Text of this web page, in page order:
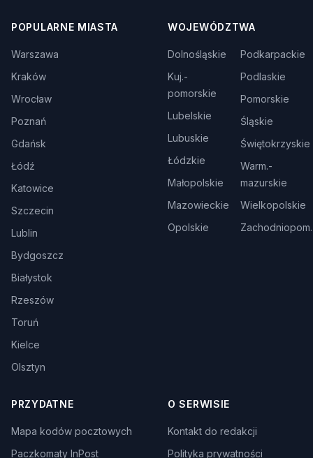
POPULARNE MIASTA
Warszawa
Kraków
Wrocław
Poznań
Gdańsk
Łódź
Katowice
Szczecin
Lublin
Bydgoszcz
Białystok
Rzeszów
Toruń
Kielce
Olsztyn
WOJEWÓDZTWA
Dolnośląskie
Kuj.-
pomorskie
Lubelskie
Lubuskie
Łódzkie
Małopolskie
Mazowieckie
Opolskie
Podkarpackie
Podlaskie
Pomorskie
Śląskie
Świętokrzyskie
Warm.-
mazurskie
Wielkopolskie
Zachodniopom.
PRZYDATNE
Mapa kodów pocztowych
Paczkomaty InPost
O SERWISIE
Kontakt do redakcji
Polityka prywatności